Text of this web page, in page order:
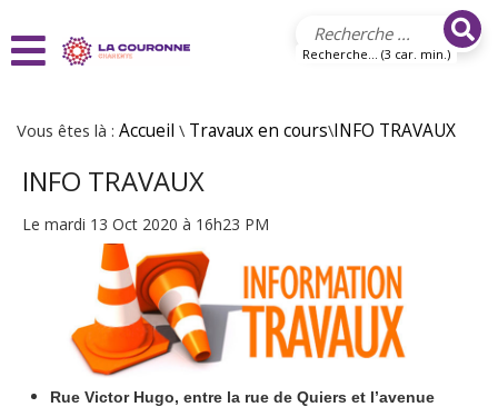
Recherche... (3 car. min.)
Vous êtes là : Accueil \ Travaux en cours\INFO TRAVAUX
INFO TRAVAUX
Le mardi 13 Oct 2020 à 16h23 PM
Rue Victor Hugo, entre la rue de Quiers et l’avenue